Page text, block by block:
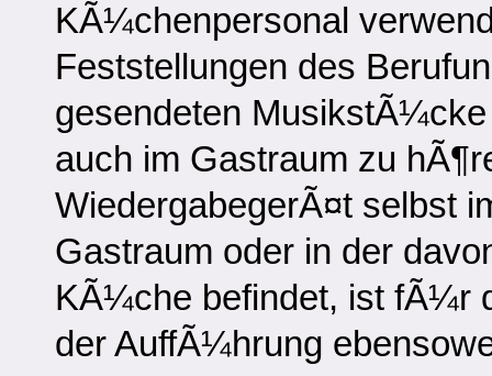
KÃ¼chenpersonal
Feststellungen des
gesendeten
auch im Gastraum zu
WiedergabegerÃ¤t selbst
Gastraum oder in der
KÃ¼che befindet, ist fÃ¼r
der AuffÃ¼hrung